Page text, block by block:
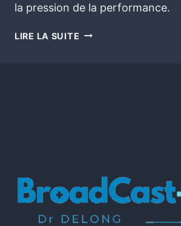
la pression de la performance.
LIRE LA SUITE